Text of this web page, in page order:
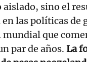
aislado, sino el
las políticas de
que
par de años. La